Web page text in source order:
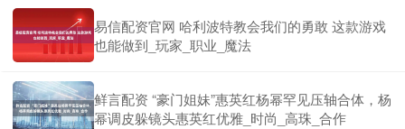
易信配资官网 哈利波特教会我们的勇敢 这款游戏
也能做到_玩家_职业_魔法
鲜言配资 “豪门姐妹”惠英红杨幂罕见压轴合体，杨
幂调皮躲镜头惠英红优雅_时尚_高珠_合作